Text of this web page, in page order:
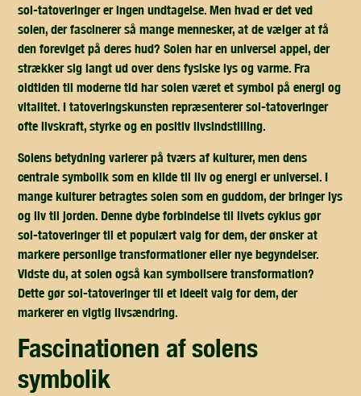
sol-tatoveringer er ingen undtagelse. Men hvad er det ved
solen, der fascinerer så mange mennesker, at de vælger at få
den foreviget på deres hud? Solen har en universel appel, der
strækker sig langt ud over dens fysiske lys og varme. Fra
oldtiden til moderne tid har solen været et symbol på energi og
vitalitet. I tatoveringskunsten repræsenterer sol-tatoveringer
ofte livskraft, styrke og en positiv livsindstilling.
Solens betydning varierer på tværs af kulturer, men dens
centrale symbolik som en kilde til liv og energi er universel. I
mange kulturer betragtes solen som en guddom, der bringer lys
og liv til jorden. Denne dybe forbindelse til livets cyklus gør
sol-tatoveringer til et populært valg for dem, der ønsker at
markere personlige transformationer eller nye begyndelser.
Vidste du, at solen også kan symbolisere transformation?
Dette gør sol-tatoveringer til et ideelt valg for dem, der
markerer en vigtig livsændring.
fascinationen af solens
symbolik